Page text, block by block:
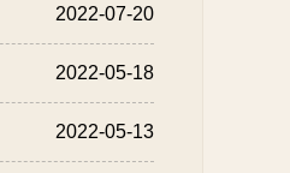
2022-07-20
2022-05-18
2022-05-13